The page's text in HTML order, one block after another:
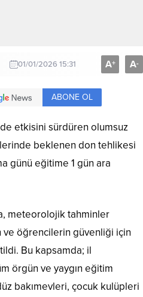
01/01/2026 15:31 A+ A-
ABONE OL
etkisini sürdüren olumsuz
beklenen don tehlikesi
günü eğitime 1 gün ara
meteorolojik tahminler
ve öğrencilerin güvenliği için
Bu kapsamda; il
örgün ve yaygın eğitim
bakımevleri, çocuk kulüpleri